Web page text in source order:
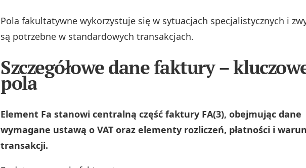
Pola fakultatywne wykorzystuje się w sytuacjach specjalistycznych i
są potrzebne w standardowych transakcjach.
Szczegółowe dane faktury –
pola
Element Fa stanowi centralną część faktury FA(3), obejmując dane
wymagane ustawą o VAT oraz elementy rozliczeń, płatności i
transakcji.